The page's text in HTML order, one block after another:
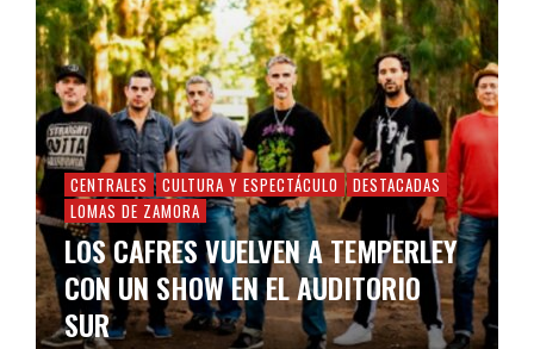
CENTRALES CULTURA Y ESPECTÁCULO
DESTACADAS
LOMAS DE ZAMORA
LOS CAFRES VUELVEN A TEMPERLEY
CON UN SHOW EN EL AUDITORIO
SUR